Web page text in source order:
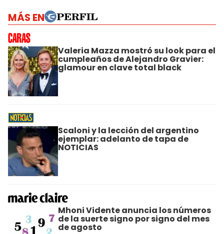
MÁS EN
Valeria Mazza mostró su look para el
cumpleaños de Alejandro Gravier:
glamour en clave total black
Scaloni y la lección del argentino
ejemplar: adelanto de tapa de
NOTICIAS
Mhoni Vidente anuncia los números
de la suerte signo por signo del mes
de agosto